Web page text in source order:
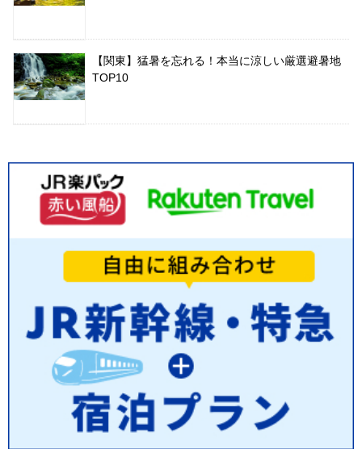
【関東】猛暑を忘れる！本当に涼しい厳選避暑地
TOP10